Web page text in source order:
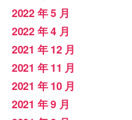
2022 年 5 月
2022 年 4 月
2021 年 12 月
2021 年 11 月
2021 年 10 月
2021 年 9 月